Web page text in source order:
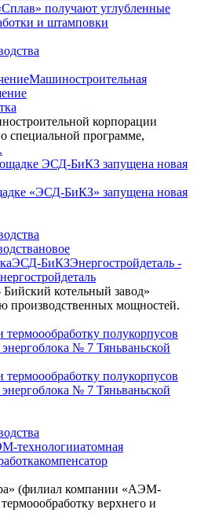
получают углубленные
и штамповки
Машиностроительная
корпорации
специальной программе,
«ЭСД-БиКЗ» запущена новая
новое
ЭСД-БиКЗЭнергостройдеталь -
котельный завод»
производственных мощностей.
полукорпусов
№ 7 Тяньваньской
технологииатомная
компенсатор
(филиал компании «АЭМ-
верхнего и